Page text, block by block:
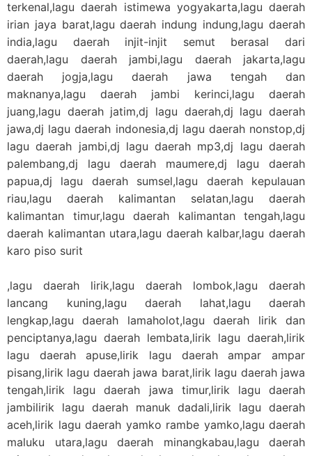
terkenal,lagu daerah istimewa yogyakarta,lagu daerah
irian jaya barat,lagu daerah indung indung,lagu daerah
india,lagu daerah injit-injit semut berasal dari
daerah,lagu daerah jambi,lagu daerah jakarta,lagu
daerah jogja,lagu daerah jawa tengah dan
maknanya,lagu daerah jambi kerinci,lagu daerah
juang,lagu daerah jatim,dj lagu daerah,dj lagu daerah
jawa,dj lagu daerah indonesia,dj lagu daerah nonstop,dj
lagu daerah jambi,dj lagu daerah mp3,dj lagu daerah
palembang,dj lagu daerah maumere,dj lagu daerah
papua,dj lagu daerah sumsel,lagu daerah kepulauan
riau,lagu daerah kalimantan selatan,lagu daerah
kalimantan timur,lagu daerah kalimantan tengah,lagu
daerah kalimantan utara,lagu daerah kalbar,lagu daerah
karo piso surit
,lagu daerah lirik,lagu daerah lombok,lagu daerah
lancang kuning,lagu daerah lahat,lagu daerah
lengkap,lagu daerah lamaholot,lagu daerah lirik dan
penciptanya,lagu daerah lembata,lirik lagu daerah,lirik
lagu daerah apuse,lirik lagu daerah ampar ampar
pisang,lirik lagu daerah jawa barat,lirik lagu daerah jawa
tengah,lirik lagu daerah jawa timur,lirik lagu daerah
jambilirik lagu daerah manuk dadali,lirik lagu daerah
aceh,lirik lagu daerah yamko rambe yamko,lagu daerah
maluku utara,lagu daerah minangkabau,lagu daerah